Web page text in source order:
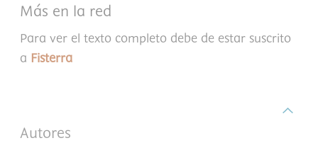
Más en la red
Para ver el texto completo debe de estar suscrito
a Fisterra
Autores